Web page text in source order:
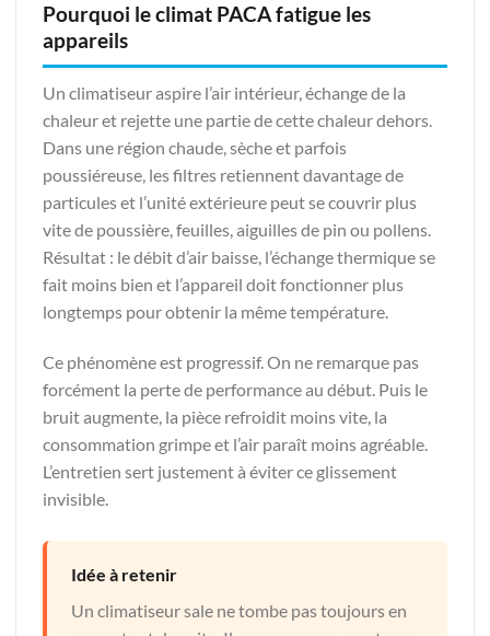
Pourquoi le climat PACA fatigue les
appareils
Un climatiseur aspire l’air intérieur, échange de la
chaleur et rejette une partie de cette chaleur dehors.
Dans une région chaude, sèche et parfois
poussiéreuse, les filtres retiennent davantage de
particules et l’unité extérieure peut se couvrir plus
vite de poussière, feuilles, aiguilles de pin ou pollens.
Résultat : le débit d’air baisse, l’échange thermique se
fait moins bien et l’appareil doit fonctionner plus
longtemps pour obtenir la même température.
Ce phénomène est progressif. On ne remarque pas
forcément la perte de performance au début. Puis le
bruit augmente, la pièce refroidit moins vite, la
consommation grimpe et l’air paraît moins agréable.
L’entretien sert justement à éviter ce glissement
invisible.
Idée à retenir
Un climatiseur sale ne tombe pas toujours en